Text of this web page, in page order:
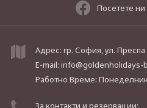
Посетете ни
Адрес: гр. София, ул.
E-mail: info@goldenholidays-
Работно Време:
За контакти и резервации: